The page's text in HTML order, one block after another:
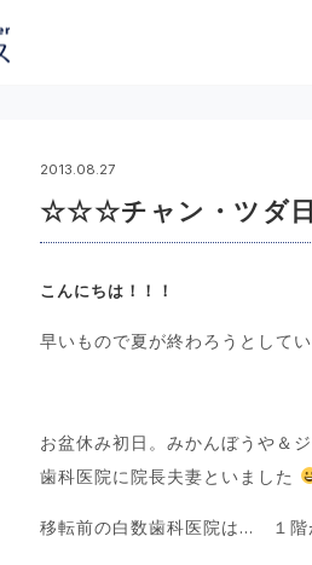
2013.08.27
☆☆☆チャン・ツダ
こんにちは！！！
早いもので夏が終わろうとして
お盆休み初日。みかんぼうや＆
歯科医院に院長夫妻といました
移転前の白数歯科医院は… １